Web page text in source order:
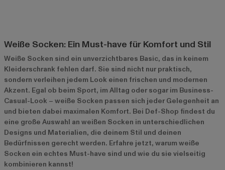
Weiße Socken: Ein Must-have für Komfort und Stil
Weiße Socken sind ein unverzichtbares Basic, das in keinem
Kleiderschrank fehlen darf. Sie sind nicht nur praktisch,
sondern verleihen jedem Look einen frischen und modernen
Akzent. Egal ob beim Sport, im Alltag oder sogar im Business-
Casual-Look – weiße Socken passen sich jeder Gelegenheit an
und bieten dabei maximalen Komfort. Bei Def-Shop findest du
eine große Auswahl an weißen Socken in unterschiedlichen
Designs und Materialien, die deinem Stil und deinen
Bedürfnissen gerecht werden. Erfahre jetzt, warum weiße
Socken ein echtes Must-have sind und wie du sie vielseitig
kombinieren kannst!